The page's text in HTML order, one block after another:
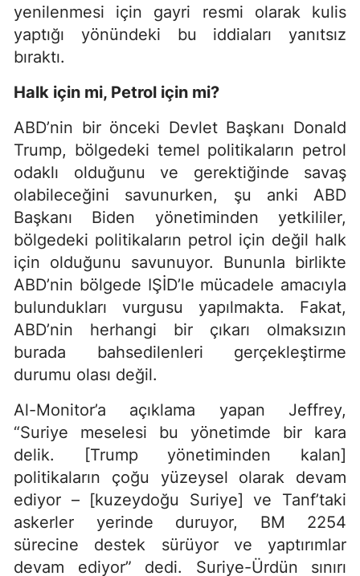
yenilenmesi için gayri resmi olarak kulis
yaptığı yönündeki bu iddiaları yanıtsız
bıraktı.
Halk için mi, Petrol için mi?
ABD’nin bir önceki Devlet Başkanı Donald
Trump, bölgedeki temel politikaların petrol
odaklı olduğunu ve gerektiğinde savaş
olabileceğini savunurken, şu anki ABD
Başkanı Biden yönetiminden yetkililer,
bölgedeki politikaların petrol için değil halk
için olduğunu savunuyor. Bununla birlikte
ABD’nin bölgede IŞİD’le mücadele amacıyla
bulundukları vurgusu yapılmakta. Fakat,
ABD’nin herhangi bir çıkarı olmaksızın
burada bahsedilenleri gerçekleştirme
durumu olası değil.
Al-Monitor’a açıklama yapan Jeffrey,
“Suriye meselesi bu yönetimde bir kara
delik. [Trump yönetiminden kalan]
politikaların çoğu yüzeysel olarak devam
ediyor – [kuzeydoğu Suriye] ve Tanf’taki
askerler yerinde duruyor, BM 2254
sürecine destek sürüyor ve yaptırımlar
devam ediyor” dedi. Suriye-Ürdün sınırı